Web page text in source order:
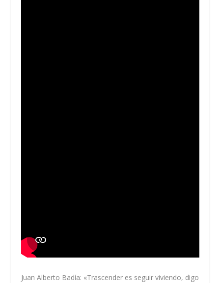
Juan Alberto Badía: «Trascender es seguir viviendo, digo